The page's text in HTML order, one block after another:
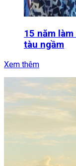
15 năm
tàu ngầm
Xem thêm